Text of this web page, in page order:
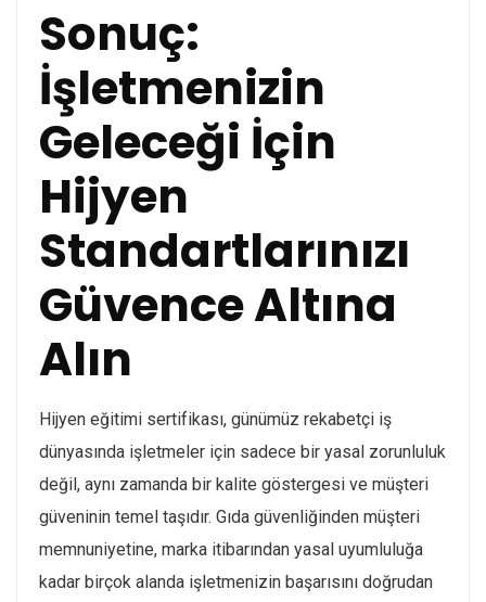
Sonuç:
İşletmenizin
Geleceği İçin
Hijyen
Standartlarınızı
Güvence Altına
Alın
Hijyen eğitimi sertifikası, günümüz rekabetçi iş
dünyasında işletmeler için sadece bir yasal zorunluluk
değil, aynı zamanda bir kalite göstergesi ve müşteri
güveninin temel taşıdır. Gıda güvenliğinden müşteri
memnuniyetine, marka itibarından yasal uyumluluğa
kadar birçok alanda işletmenizin başarısını doğrudan